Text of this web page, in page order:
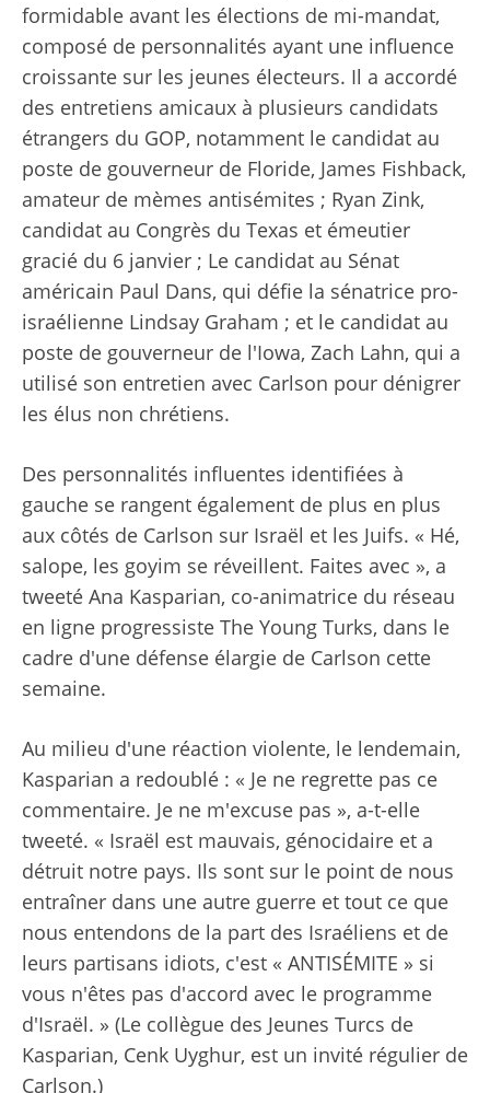
formidable avant les élections de mi-mandat,
composé de personnalités ayant une influence
croissante sur les jeunes électeurs. Il a accordé
des entretiens amicaux à plusieurs candidats
étrangers du GOP, notamment le candidat au
poste de gouverneur de Floride, James Fishback,
amateur de mèmes antisémites ; Ryan Zink,
candidat au Congrès du Texas et émeutier
gracié du 6 janvier ; Le candidat au Sénat
américain Paul Dans, qui défie la sénatrice pro-
israélienne Lindsay Graham ; et le candidat au
poste de gouverneur de l'Iowa, Zach Lahn, qui a
utilisé son entretien avec Carlson pour dénigrer
les élus non chrétiens.
Des personnalités influentes identifiées à
gauche se rangent également de plus en plus
aux côtés de Carlson sur Israël et les Juifs. « Hé,
salope, les goyim se réveillent. Faites avec », a
tweeté Ana Kasparian, co-animatrice du réseau
en ligne progressiste The Young Turks, dans le
cadre d'une défense élargie de Carlson cette
semaine.
Au milieu d'une réaction violente, le lendemain,
Kasparian a redoublé : « Je ne regrette pas ce
commentaire. Je ne m'excuse pas », a-t-elle
tweeté. « Israël est mauvais, génocidaire et a
détruit notre pays. Ils sont sur le point de nous
entraîner dans une autre guerre et tout ce que
nous entendons de la part des Israéliens et de
leurs partisans idiots, c'est « ANTISÉMITE » si
vous n'êtes pas d'accord avec le programme
d'Israël. » (Le collègue des Jeunes Turcs de
Kasparian, Cenk Uyghur, est un invité régulier de
Carlson.)